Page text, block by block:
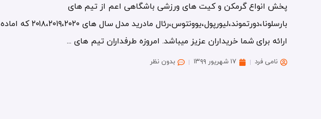
پخش انواع گرمکن و کیت های ورزشی باشگاهی اعم از تیم های
بارسلونا،دورتموند،لیورپول،یوونتوس،رئال مادرید مدل سال های ۲۰۱۸،۲۰۱۹،۲۰۲۰ که اماده
ارائه برای شما خریداران عزیز میباشد. امروزه طرفداران تیم های ...
نامی فرد ۱۷ شهریور ۱۳۹۹ بدون نظر